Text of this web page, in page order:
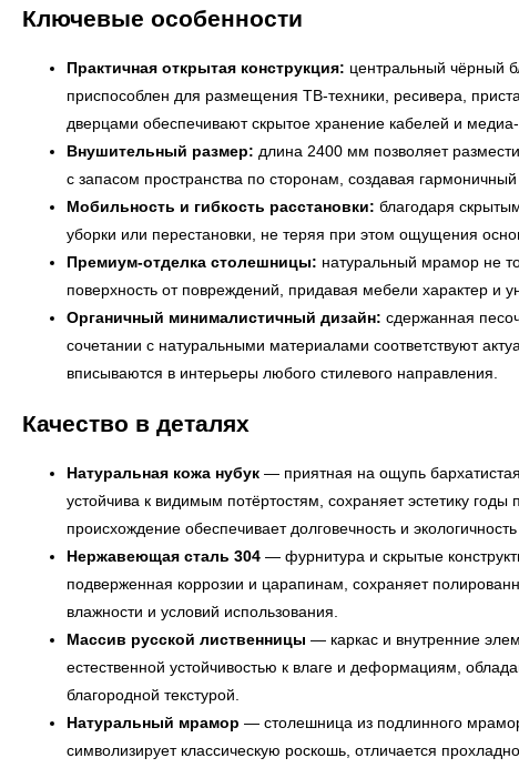
Ключевые особенности
Практичная открытая конструкция: центральный чёрный
приспособлен для размещения ТВ-техники, ресивера,
дверцами обеспечивают скрытое хранение кабелей и
Внушительный размер: длина 2400 мм позволяет
с запасом пространства по сторонам, создавая
Мобильность и гибкость расстановки: благодаря
уборки или перестановки, не теряя при этом ощущения
Премиум-отделка столешницы: натуральный мрамор не
поверхность от повреждений, придавая мебели характер и
Органичный минималистичный дизайн: сдержанная
сочетании с натуральными материалами соответствуют
вписываются в интерьеры любого стилевого направления.
Качество в деталях
Натуральная кожа нубук — приятная на ощупь
устойчива к видимым потёртостям, сохраняет эстетику
происхождение обеспечивает долговечность и
Нержавеющая сталь 304 — фурнитура и скрытые
подверженная коррозии и царапинам, сохраняет
влажности и условий использования.
Массив русской лиственницы — каркас и внутренние
естественной устойчивостью к влаге и деформациям,
благородной текстурой.
Натуральный мрамор — столешница из подлинного
символизирует классическую роскошь, отличается